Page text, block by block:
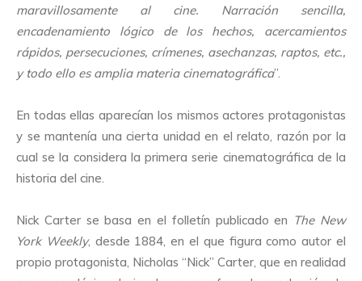
maravillosamente al cine. Narración sencilla,
encadenamiento lógico de los hechos, acercamientos
rápidos, persecuciones, crímenes, asechanzas, raptos, etc.,
y todo ello es amplia materia cinematográfica”.
En todas ellas aparecían los mismos actores protagonistas
y se mantenía una cierta unidad en el relato, razón por la
cual se la considera la primera serie cinematográfica de la
historia del cine.
Nick Carter se basa en el folletín publicado en The New
York Weekly, desde 1884, en el que figura como autor el
propio protagonista, Nicholas “Nick” Carter, que en realidad